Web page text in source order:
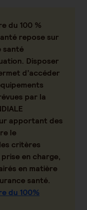
du 100 %
repose sur
santé
Disposer
d’accéder
par la
apportant des
le
critères
en charge,
en matière
santé.
du 100%